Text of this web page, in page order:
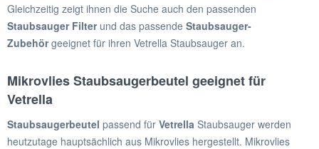
Gleichzeitig zeigt ihnen die Suche auch den passenden
Staubsauger Filterund das passende Staubsauger-
Zubehörgeeignet für ihren Vetrella Staubsauger an.
Mikrovlies Staubsaugerbeutel geeignet für
Vetrella
Staubsaugerbeutel passend für Vetrella Staubsauger werden
heutzutage hauptsächlich aus Mikrovlies hergestellt. Mikrovlies